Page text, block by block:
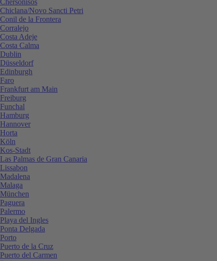
Chiclana/Novo Sancti Petri
Conil de la Frontera
Corralejo
Costa Adeje
Costa Calma
Dublin
Düsseldorf
Edinburgh
Faro
Frankfurt am Main
Freiburg
Funchal
Hamburg
Hannover
Horta
Köln
Kos-Stadt
Las Palmas de Gran Canaria
Lissabon
Madalena
Malaga
München
Paguera
Palermo
Playa del Ingles
Ponta Delgada
Porto
Puerto de la Cruz
Puerto del Carmen